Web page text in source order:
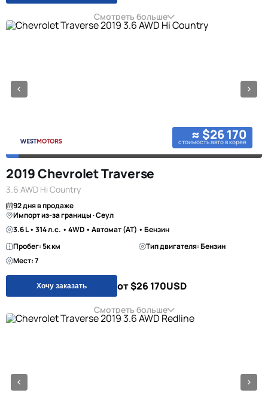
Смотреть больше
≈ $26 170
стоимость авто в корее
2019 Chevrolet Traverse
3.6 AWD Hi Country
92 дня в продаже
Импорт из-за границы · Сеул
3.6 L • 314 л.с. • 4WD • Автомат (AT) • Бензин
Пробег: 5к км
Тип двигателя: Бензин
Мест: 7
Хочу заказать от $26 170USD
Смотреть больше